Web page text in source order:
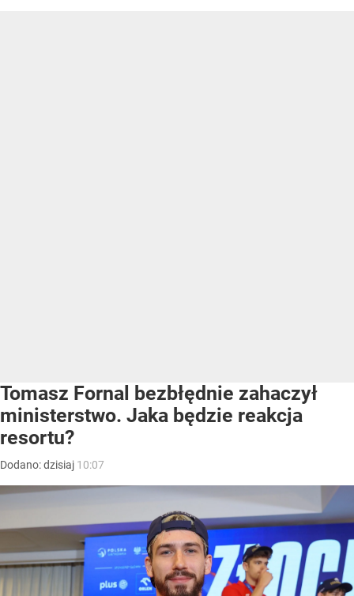
Tomasz Fornal bezbłędnie zahaczył
ministerstwo. Jaka będzie reakcja
resortu?
Dodano:dzisiaj 10:07